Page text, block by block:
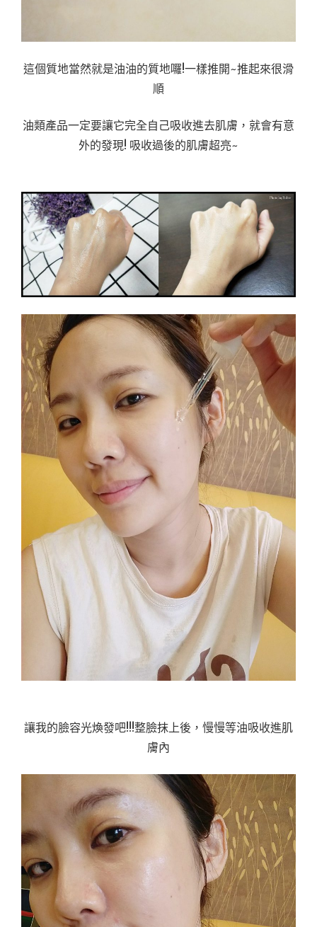
這個質地當然就是油油的質地囉!一樣推開~推起來很滑
順
油類產品一定要讓它完全自己吸收進去肌膚，就會有意
外的發現! 吸收過後的肌膚超亮~
讓我的臉容光煥發吧!!!整臉抹上後，慢慢等油吸收進肌
膚內